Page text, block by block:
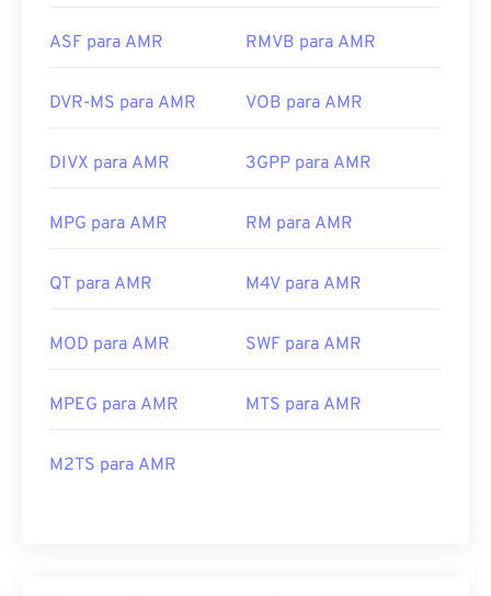
ASF para AMR RMVB para AMR
DVR-MS para AMR VOB para AMR
DIVX para AMR 3GPP para AMR
MPG para AMR RM para AMR
QT para AMR M4V para AMR
MOD para AMR SWF para AMR
MPEG para AMR MTS para AMR
M2TS para AMR